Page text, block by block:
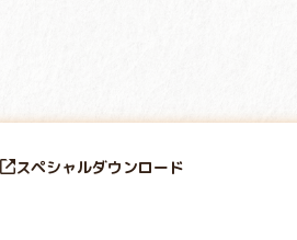
スペシャルダウンロード